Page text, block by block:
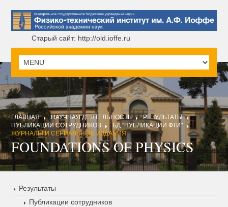
Старый сайт: http://old.ioffe.ru
ГЛАВНАЯ НАУЧНАЯ ДЕЯТЕЛЬНОСТЬ
РЕЗУЛЬТАТЫ
ПУБЛИКАЦИИ СОТРУДНИКОВ
БД "ПУБЛИКАЦИИ ФТИ"
ЖУРНАЛЫ И СЕРИАЛЬНЫЕ ИЗДАНИЯ
FOUNDATIONS OF PHYSICS
Результаты
Публикации сотрудников